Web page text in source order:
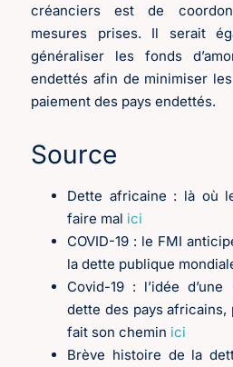
créanciers est de
mesures prises. Il serait
généraliser les fonds
endettés afin de minimiser
paiement des pays endettés.
Source
Dette africaine : là où
faire mal ici
COVID-19 : le FMI
la dette publique
Covid-19 : l’idée
dette des pays africains,
fait son chemin ici
Brève histoire de la